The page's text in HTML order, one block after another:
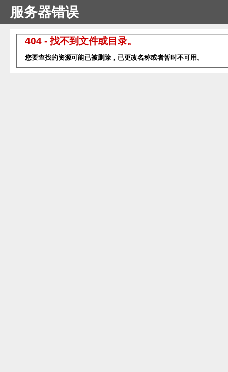
服务器错误
404 - 找不到文件或目录。
您要查找的资源可能已被删除，已更改名称或者暂时不可用。